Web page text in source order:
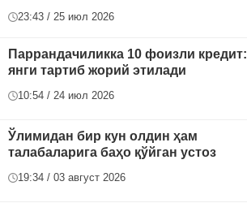
23:43 / 25 июл 2026
Паррандачиликка 10 фоизли кредит:
янги тартиб жорий этилади
10:54 / 24 июл 2026
Ўлимидан бир кун олдин ҳам
талабаларига баҳо қўйган устоз
19:34 / 03 август 2026